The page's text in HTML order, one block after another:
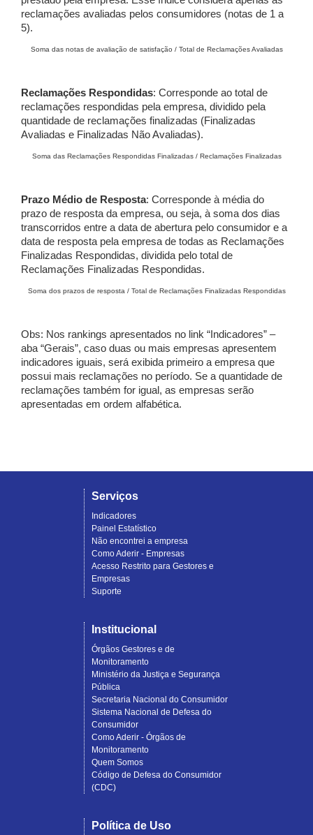
reclamações avaliadas pelos consumidores (notas de 1 a
5).
Soma das notas de avaliação de satisfação / Total de Reclamações Avaliadas
Reclamações Respondidas: Corresponde ao total de
reclamações respondidas pela empresa, dividido pela
quantidade de reclamações finalizadas (Finalizadas
Avaliadas e Finalizadas Não Avaliadas).
Soma das Reclamações Respondidas Finalizadas / Reclamações Finalizadas
Prazo Médio de Resposta: Corresponde à média do
prazo de resposta da empresa, ou seja, à soma dos dias
transcorridos entre a data de abertura pelo consumidor e a
data de resposta pela empresa de todas as Reclamações
Finalizadas Respondidas, dividida pelo total de
Reclamações Finalizadas Respondidas.
Soma dos prazos de resposta / Total de Reclamações Finalizadas Respondidas
Obs: Nos rankings apresentados no link “Indicadores” –
aba “Gerais”, caso duas ou mais empresas apresentem
indicadores iguais, será exibida primeiro a empresa que
possui mais reclamações no período. Se a quantidade de
reclamações também for igual, as empresas serão
apresentadas em ordem alfabética.
Serviços
Indicadores
Painel Estatístico
Não encontrei a empresa
Como Aderir - Empresas
Acesso Restrito para Gestores e
Empresas
Suporte
Institucional
Órgãos Gestores e de
Monitoramento
Ministério da Justiça e Segurança
Pública
Secretaria Nacional do Consumidor
Sistema Nacional de Defesa do
Consumidor
Como Aderir - Órgãos de
Monitoramento
Quem Somos
Código de Defesa do Consumidor
(CDC)
Política de Uso